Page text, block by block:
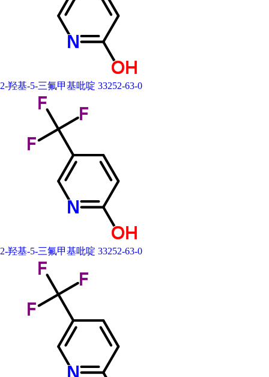
2-羟基-5-（三氟甲基）吡啶
C6H4F3NO
163.0973
CAS登录号 33252-63-0
145 ℃
分子式： C6H4F3NO
分子量： 163.0973
InChI： InChI=1/C6H4F3NO/c7-6(8,9)4-1-2-5(11)10-3-4/h1-
熔点： 145-149℃
沸点： 286.815°C at 760 mmHg
闪点： 127.262°C
蒸汽压： 0.001mmHg at 25°C
风险术语： R36/37/38:;
安全术语： S26:;
2-羟基-5-三氟甲基吡啶 33252-63-0
2-羟基-5-三氟甲基吡啶 33252-63-0